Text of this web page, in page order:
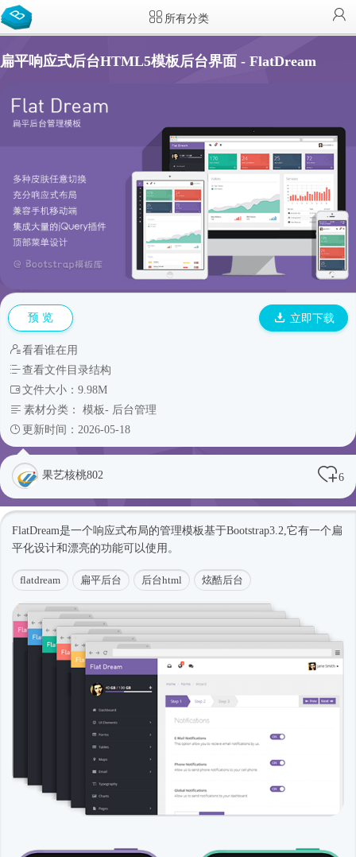
所有分类
扁平响应式后台HTML5模板后台界面 - FlatDream
预 览 立即下载
看看谁在用
查看文件目录结构
文件大小：9.98M
素材分类： 模板- 后台管理
更新时间：2026-05-18
果艺核桃802 6
FlatDream是一个响应式布局的管理模板基于Bootstrap3.2,它有一个扁
平化设计和漂亮的功能可以使用。
flatdream 扁平后台 后台html 炫酷后台